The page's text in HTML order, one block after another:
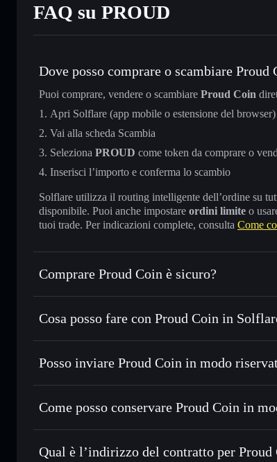
FAQ su PROUD
Dove posso comprare o scambiare Proud
Puoi comprare, vendere o scambiare Proud Coin
Apri Solflare (app mobile o estensione del browser)
Vai alla scheda Scambia
Seleziona PROUD come token da comprare o
Inserisci l’importo e conferma lo scambio
Solflare utilizza il routing intelligente dell’ordine su
disponibile. Puoi anche impostare ordini limite o
tuoi trade. Per indicazioni complete, consulta Come
Comprare Proud Coin è sicuro?
Proud Coin non è verificato
Cosa posso fare con Proud Coin in
Proud Coin
wallet Solflare
Scambiare istantaneamente— scambia PROUD
Usare il DCA— applica la strategia dollar-cost
Inviare in modo riservato— trasferisci PROUD
privacy incorporato di Solflare
Posso inviare Proud Coin in modo
Aggregatore di privacy
Come posso conservare Proud Coin in
Proud Coin
Qual è l’indirizzo del contratto per Proud